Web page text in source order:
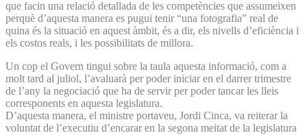
que facin una relació detallada de les competències que assumeixen
perquè d’aquesta manera es pugui tenir “una fotografia” real de
quina és la situació en aquest àmbit, és a dir, els nivells d’eficiència i
els costos reals, i les possibilitats de millora.
Un cop el Govern tingui sobre la taula aquesta informació, com a
molt tard al juliol, l’avaluarà per poder iniciar en el darrer trimestre
de l’any la negociació que ha de servir per poder tancar les lleis
corresponents en aquesta legislatura.
D’aquesta manera, el ministre portaveu, Jordi Cinca, va reiterar la
voluntat de l’executiu d’encarar en la segona meitat de la legislatura